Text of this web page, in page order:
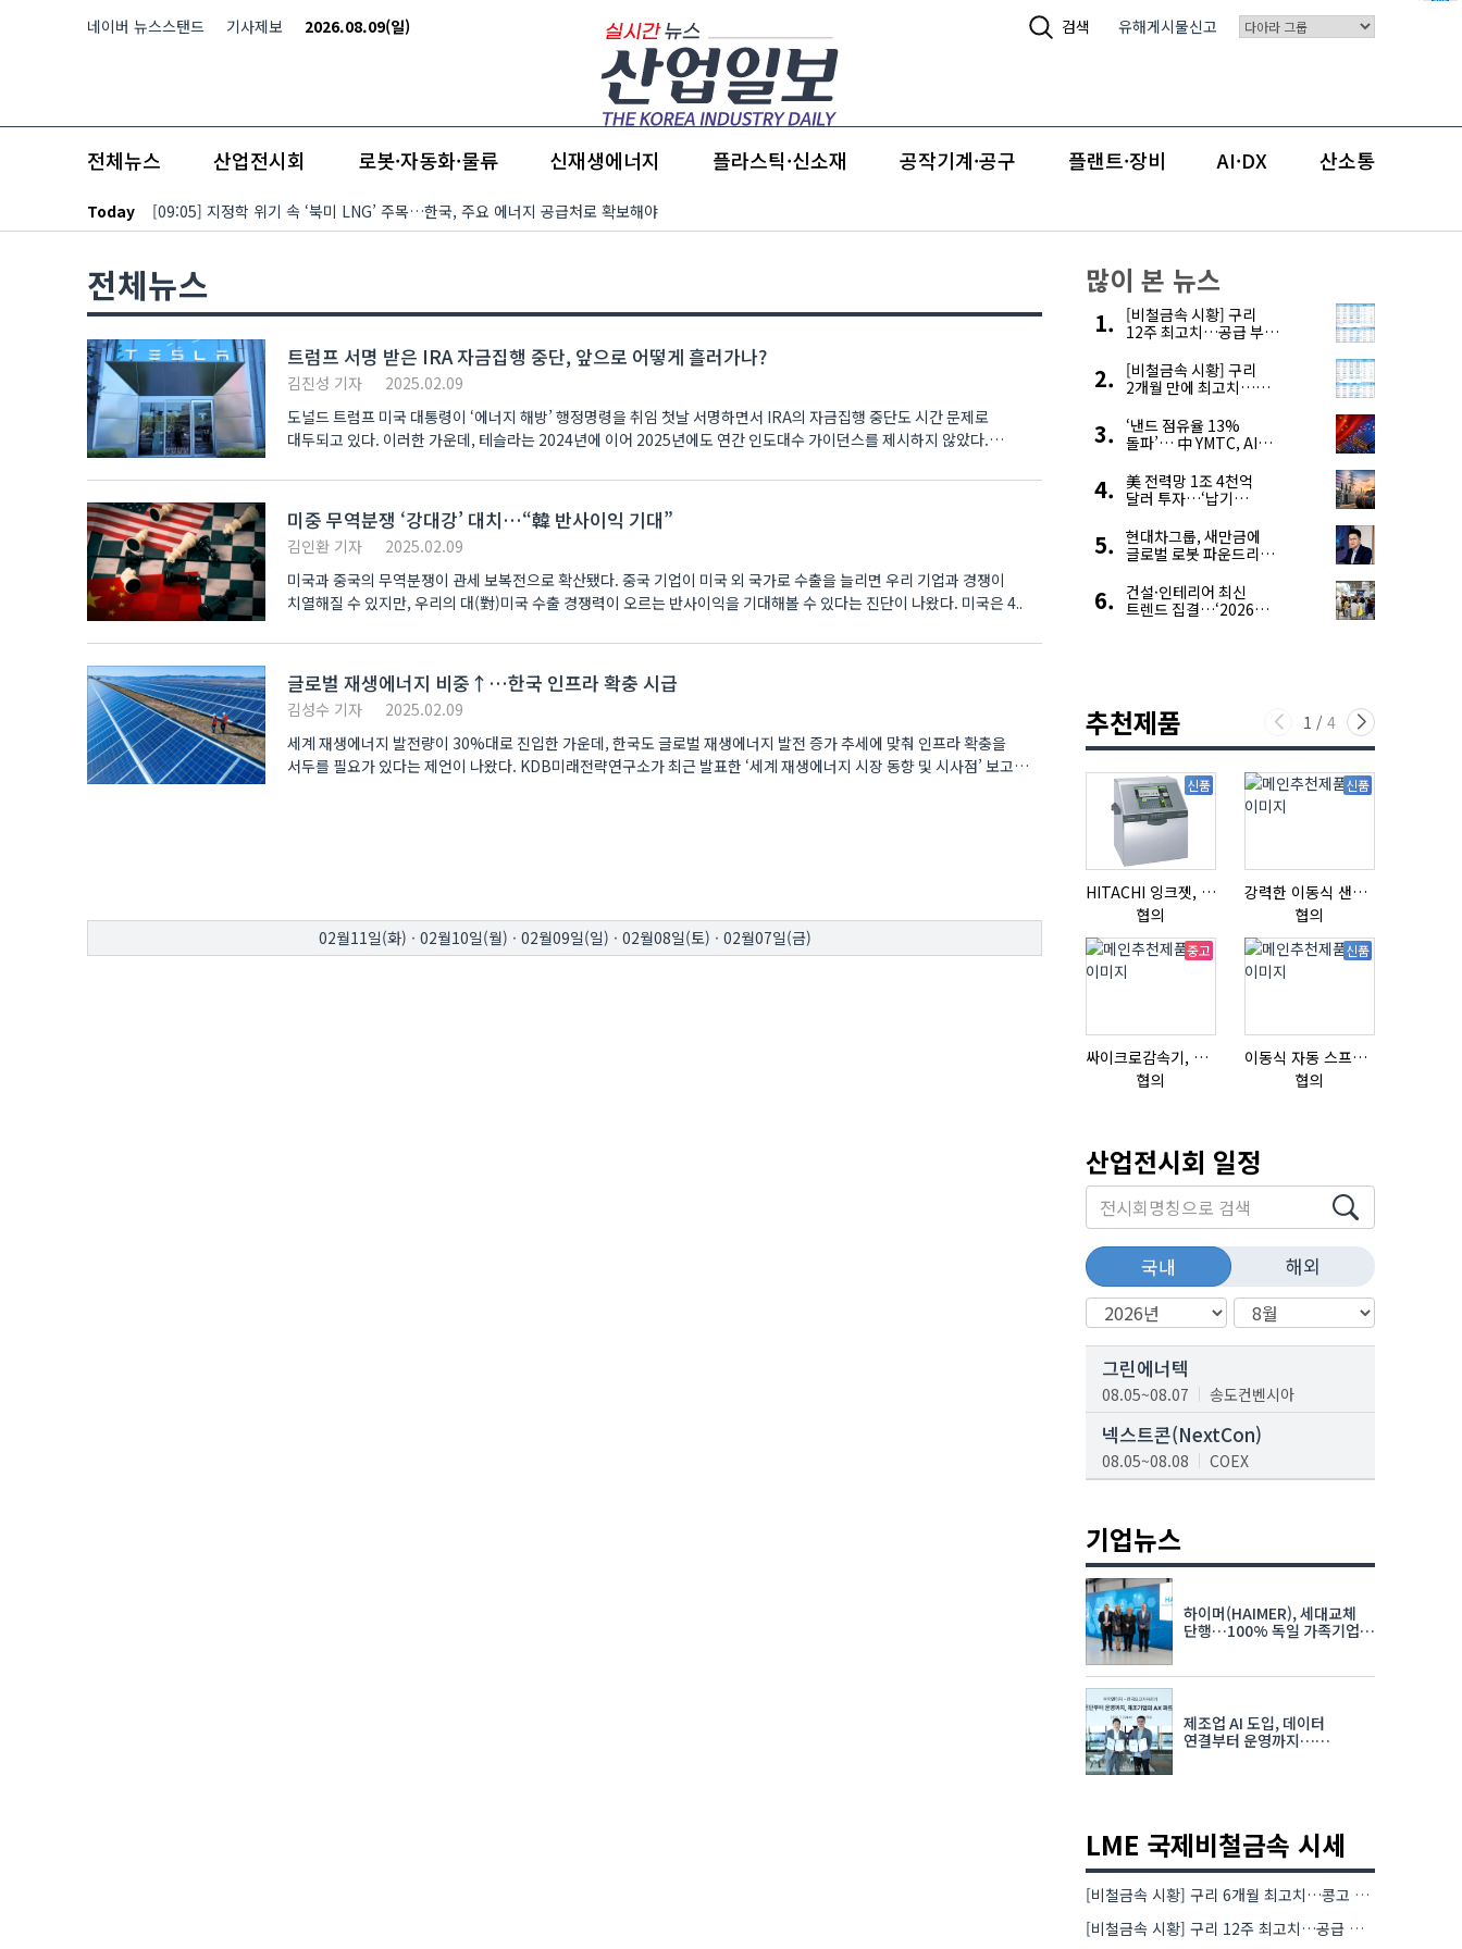
네이버 뉴스스탠드 기사제보 2026.08.09(일) 검색 유해게시물신고
전체뉴스 산업전시회 로봇·자동화·물류 신재생에너지 플라스틱·신소재 공작기계·공구 플랜트·장비 AI·DX 산소통
Today [09:05] 지정학 위기 속 ‘북미 LNG’ 주목…한국, 주요 에너지 공급처로 확보해야
전체뉴스
트럼프 서명 받은 IRA 자금집행 중단, 앞으로 어떻게 흘러가나?
김진성 기자
2025.02.09
도널드 트럼프 미국 대통령이 ‘에너지 해방’ 행정명령을 취임 첫날 서명하면서 IRA의 자금집행 중단도 시간 문제로
대두되고 있다. 이러한 가운데, 테슬라는 2024년에 이어 2025년에도 연간 인도대수 가이던스를 제시하지 않았다.
미중 무역분쟁 ‘강대강’ 대치…“韓 반사이익 기대”
김인환 기자
2025.02.09
미국과 중국의 무역분쟁이 관세 보복전으로 확산됐다. 중국 기업이 미국 외 국가로 수출을 늘리면 우리 기업과 경쟁이
치열해질 수 있지만, 우리의 대(對)미국 수출 경쟁력이 오르는 반사이익을 기대해볼 수 있다는 진단이 나왔다. 미국은 4..
글로벌 재생에너지 비중↑…한국 인프라 확충 시급
김성수 기자
2025.02.09
세계 재생에너지 발전량이 30%대로 진입한 가운데, 한국도 글로벌 재생에너지 발전 증가 추세에 맞춰 인프라 확충을
서두를 필요가 있다는 제언이 나왔다. KDB미래전략연구소가 최근 발표한 ‘세계 재생에너지 시장 동향 및 시사점’ 보고서에
02월11일(화) · 02월10일(월) · 02월09일(일) · 02월08일(토) · 02월07일(금)
많이 본 뉴스
[비철금속 시황] 구리
12주 최고치…공급 부족
[비철금속 시황] 구리
2개월 만에 최고치…
우려 확대
‘낸드 점유율 13%
돌파’… 中 YMTC, AI
4위 맹추격
美 전력망 1조 4천억
달러 투자…‘납기
전력기자재 수출 호조
현대차그룹, 새만금에
글로벌 로봇 파운드리
건설·인테리어 최신
트렌드 집결…‘2026
추천제품 1 / 4
신품
HITACHI 잉크젯, RX2-BD160S
협의
신품
강력한 이동식 샌딩기 / 고급 이태리 IBIX샌드블라스터
협의
중고
싸이크로감속기, 감속기제작
협의
신품
이동식 자동 스프레이 세척기
협의
산업전시회 일정
국내 해외
그린에너텍
08.05~08.07 송도컨벤시아
넥스트콘(NextCon)
08.05~08.08 COEX
08.19~08.21
K-PRINT
08.19~08.22
자율주행모빌리티산업전
08.25~08.27
차세대 반도체 패키징 산업전
08.26~08.28 수원컨벤션센터
기업뉴스
하이머(HAIMER), 세대교체
단행…100% 독일 가족기업
제조업 AI 도입, 데이터
연결부터 운영까지…
LME 국제비철금속 시세
[비철금속 시황] 구리 6개월 최고치…콩고 수출 규제에 공급 우려 확대
[비철금속 시황] 구리 12주 최고치…공급 부족 우려에 강세